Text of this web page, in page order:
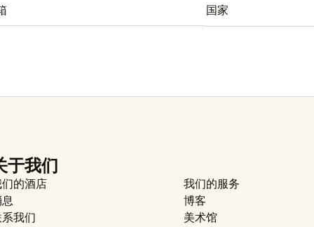
国家
于我们
的酒店
我们的服务
博客
我们
美术馆